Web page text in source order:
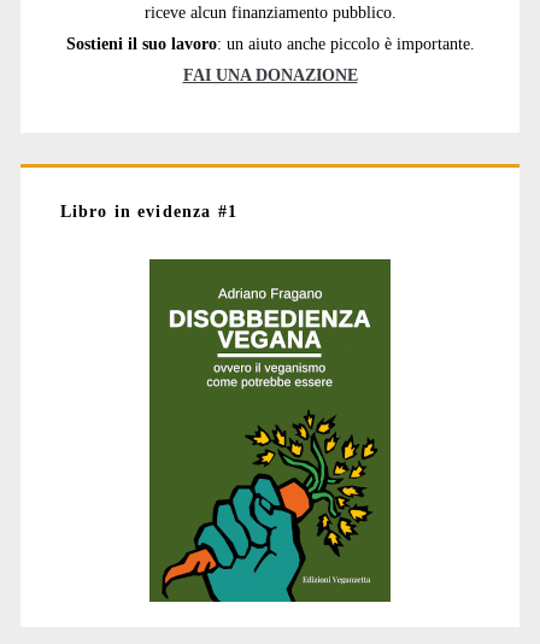
riceve alcun finanziamento pubblico.
Sostieni il suo lavoro: un aiuto anche piccolo è importante.
FAI UNA DONAZIONE
Libro in evidenza #1